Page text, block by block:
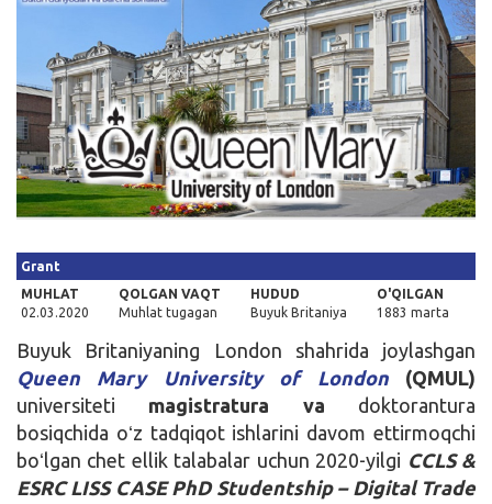
Qidirish
Grant
MUHLAT
02.03.2020
QOLGAN VAQT
Muhlat tugagan
HUDUD
Buyuk Britaniya
O'QILGAN
1883 marta
Buyuk Britaniyaning London shahrida joylashgan
Queen Mary University of London
(QMUL)
universiteti magistratura va doktorantura
bosiqchida oʻz tadqiqot ishlarini davom ettirmoqchi
boʻlgan chet ellik talabalar uchun 2020-yilgi CCLS &
ESRC LISS CASE PhD Studentship – Digital Trade